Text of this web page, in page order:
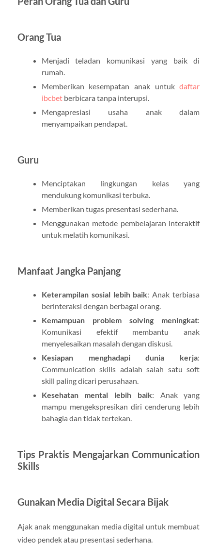
Orang Tua
Menjadi teladan komunikasi yang baik di
rumah.
Memberikan kesempatan anak untukdaftar
ibcbetberbicara tanpa interupsi.
Mengapresiasi usaha anak dalam
menyampaikan pendapat.
Guru
Menciptakan lingkungan kelas yang
mendukung komunikasi terbuka.
Memberikan tugas presentasi sederhana.
Menggunakan metode pembelajaran interaktif
untuk melatih komunikasi.
Manfaat Jangka Panjang
Keterampilan sosial lebih baik: Anak terbiasa
berinteraksi dengan berbagai orang.
Kemampuan problem solving meningkat:
Komunikasi efektif membantu anak
menyelesaikan masalah dengan diskusi.
Kesiapan menghadapi dunia kerja:
Communication skills adalah salah satu soft
skill paling dicari perusahaan.
Kesehatan mental lebih baik: Anak yang
mampu mengekspresikan diri cenderung lebih
bahagia dan tidak tertekan.
Tips Praktis Mengajarkan Communication
Skills
Gunakan Media Digital Secara Bijak
Ajak anak menggunakan media digital untuk membuat
video pendek atau presentasi sederhana.